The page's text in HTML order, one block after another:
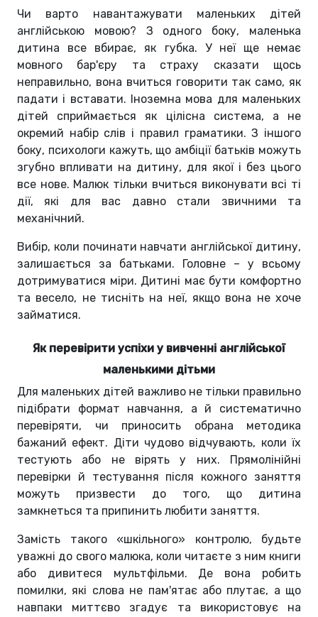
Чи варто навантажувати маленьких дітей
англійською мовою? З одного боку, маленька
дитина все вбирає, як губка. У неї ще немає
мовного бар'єру та страху сказати щось
неправильно, вона вчиться говорити так само, як
падати і вставати. Іноземна мова для маленьких
дітей сприймається як цілісна система, а не
окремий набір слів і правил граматики. З іншого
боку, психологи кажуть, що амбіції батьків можуть
згубно впливати на дитину, для якої і без цього
все нове. Малюк тільки вчиться виконувати всі ті
дії, які для вас давно стали звичними та
механічний.
Вибір, коли починати навчати англійської дитину,
залишається за батьками. Головне – у всьому
дотримуватися міри. Дитині має бути комфортно
та весело, не тисніть на неї, якщо вона не хоче
займатися.
Як перевірити успіхи у вивченні англійської
маленькими дітьми
Для маленьких дітей важливо не тільки правильно
підібрати формат навчання, а й систематично
перевіряти, чи приносить обрана методика
бажаний ефект. Діти чудово відчувають, коли їх
тестують або не вірять у них. Прямолінійні
перевірки й тестування після кожного заняття
можуть призвести до того, що дитина
замкнеться та припинить любити заняття.
Замість такого «шкільного» контролю, будьте
уважні до свого малюка, коли читаєте з ним книги
або дивитеся мультфільми. Де вона робить
помилки, які слова не пам'ятає або плутає, а що
навпаки миттєво згадує та використовує на